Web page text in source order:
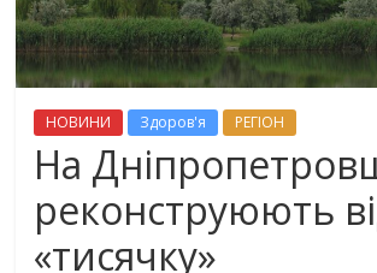
НОВИНИ Здоров'я РЕГІОН
На
реконструюють
«тисячку»